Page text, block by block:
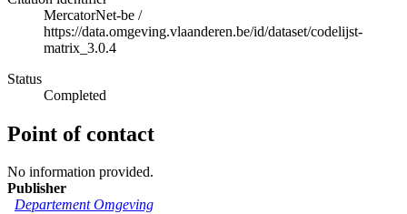
MercatorNet-be /
https://data.omgeving.vlaanderen.be/id/dataset/codelijst-
matrix_3.0.4
Status
Completed
Point of contact
No information provided.
Publisher
Departement Omgeving